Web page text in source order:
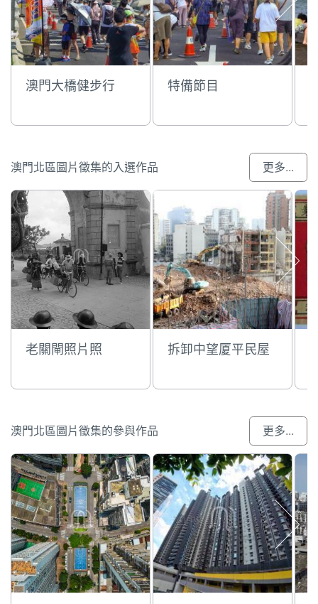
澳門大橋健步行 特備節目
澳門北區圖片徵集的入選作品 更多...
老關閘照片照 拆卸中望厦平民屋
澳門北區圖片徵集的參與作品 更多...